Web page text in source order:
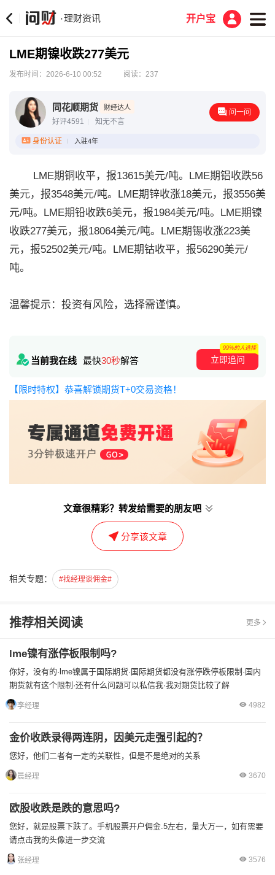
·理财资讯 开户宝
LME期镍收跌277美元
发布时间：2026-6-10 00:52 阅读：237
同花顺期货 财经达人
好评4591 知无不言
问一问
身份认证 入驻4年
LME期铜收平，报13615美元/吨。LME期铝收跌56
美元，报3548美元/吨。LME期锌收涨18美元，报3556美
元/吨。LME期铅收跌6美元，报1984美元/吨。LME期镍
收跌277美元，报18064美元/吨。LME期锡收涨223美
元，报52502美元/吨。LME期钴收平，报56290美元/
吨。
温馨提示：投资有风险，选择需谨慎。
当前我在线 最快30秒解答 立即追问
99%的人选择
【限时特权】恭喜解锁期货T+0交易资格！
文章很精彩？转发给需要的朋友吧
分享该文章
相关专题： #找经理谈佣金#
推荐相关阅读 更多
lme镍有涨停板限制吗?
你好，没有的·lme镍属于国际期货·国际期货都没有涨停跌停板限制·国内
期货就有这个限制·还有什么问题可以私信我·我对期货比较了解
李经理 4982
金价收跌录得两连阴，因美元走强引起的？
您好，他们二者有一定的关联性，但是不是绝对的关系
晨经理 3670
欧股收跌是跌的意思吗?
您好，就是股票下跌了。手机股票开户佣金.5左右，量大万一，如有需要
请点击我的头像进一步交流
张经理 3576